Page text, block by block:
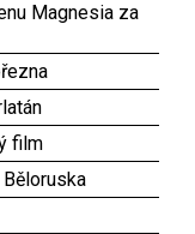
Magnesia za
film